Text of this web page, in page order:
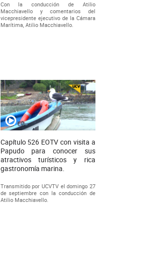
Con la conducción de Atilio
Macchiavello y comentarios del
vicepresidente ejecutivo de la Cámara
Marítima, Atilio Macchiavello.
Capítulo 526 EOTV con visita a
Papudo para conocer sus
atractivos turísticos y rica
gastronomía marina.
Transmitido por UCVTV el domingo 27
de septiembre con la conducción de
Atilio Macchiavello.